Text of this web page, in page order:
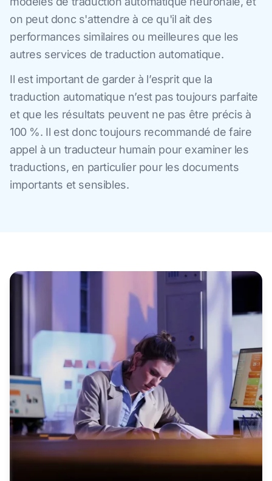
on peut donc s'attendre à ce qu'il ait des
performances similaires ou meilleures que les
autres services de traduction automatique.
Il est important de garder à l’esprit que la
traduction automatique n’est pas toujours parfaite
et que les résultats peuvent ne pas être précis à
100 %. Il est donc toujours recommandé de faire
appel à un traducteur humain pour examiner les
traductions, en particulier pour les documents
importants et sensibles.